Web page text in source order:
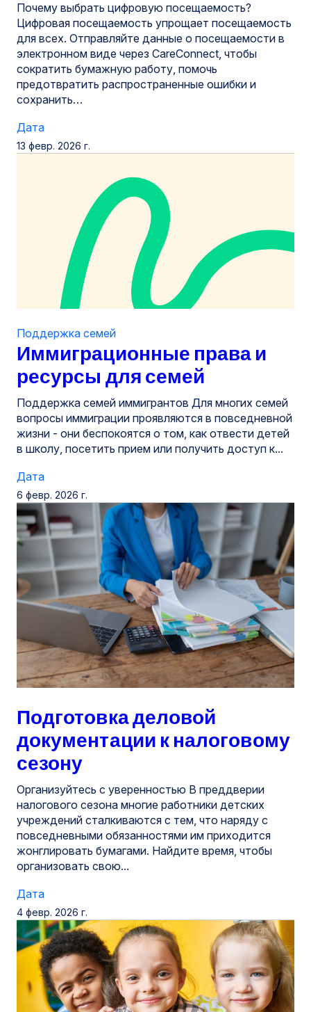
Почему выбрать цифровую посещаемость?
Цифровая посещаемость упрощает посещаемость
для всех. Отправляйте данные о посещаемости в
электронном виде через CareConnect, чтобы
сократить бумажную работу, помочь
предотвратить распространенные ошибки и
сохранить…
Дата
13 февр. 2026 г.
Иммиграционные права и
ресурсы для семей
Поддержка семей
Поддержка семей иммигрантов Для многих семей
вопросы иммиграции проявляются в повседневной
жизни - они беспокоятся о том, как отвести детей
в школу, посетить прием или получить доступ к...
Дата
6 февр. 2026 г.
Подготовка деловой
документации к налоговому
сезону
Организуйтесь с уверенностью В преддверии
налогового сезона многие работники детских
учреждений сталкиваются с тем, что наряду с
повседневными обязанностями им приходится
жонглировать бумагами. Найдите время, чтобы
организовать свою...
Дата
4 февр. 2026 г.